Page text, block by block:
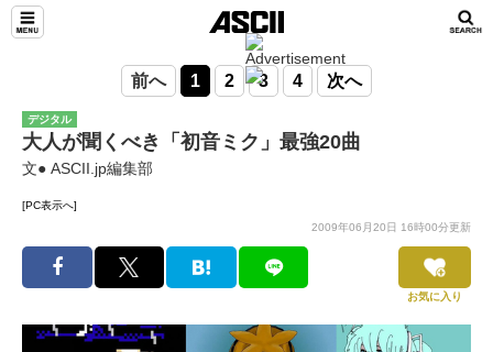
前へ 1 2 3 4 次へ
デジタル
大人が聞くべき「初音ミク」最強20曲
文● ASCII.jp編集部
[PC表示へ]
2009年06月20日 16時00分更新
お気に入り